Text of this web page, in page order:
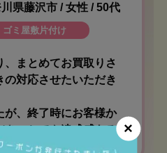
×
県藤沢市 / 女性 / 50代
ゴミ屋敷片付け
、まとめてお買取りさ
対応させたいただき
が、終了時にお客様か
き、とても達成感ある